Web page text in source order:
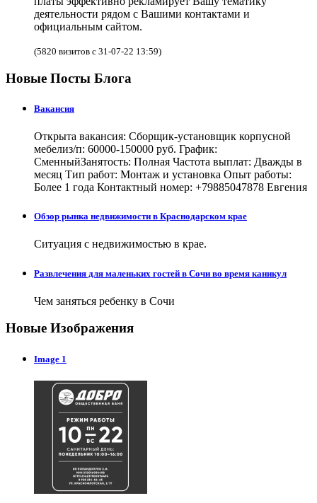
деятельности рядом с Вашими контактами и
официальным сайтом.
(5820 визитов с 31-07-22 13:59)
Новые Посты Блога
Вакансия
Открыта вакансия: Сборщик-установщик корпусной
мебелиз/п: 60000-150000 руб. График:
СменныйЗанятость: Полная Частота выплат: Дважды в
месяц Тип работ: Монтаж и установка Опыт работы:
Более 1 года Контактный номер: +79885047878 Евгения
Обзор рынка недвижимости в Краснодарском крае
Ситуация с недвижимостью в крае.
Развлечения для маленьких гостей в Сочи во время каникул
Чем заняться ребенку в Сочи
Новые Изображения
Image 1